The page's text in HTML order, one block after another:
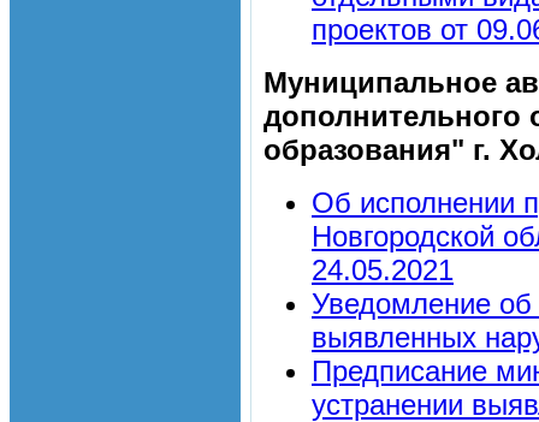
проектов от
Муниципальное
дополнительного
образования" г.
Об исполнении
Новгородской
24.05.2021
Уведомление об
выявленных
Предписание
устранении